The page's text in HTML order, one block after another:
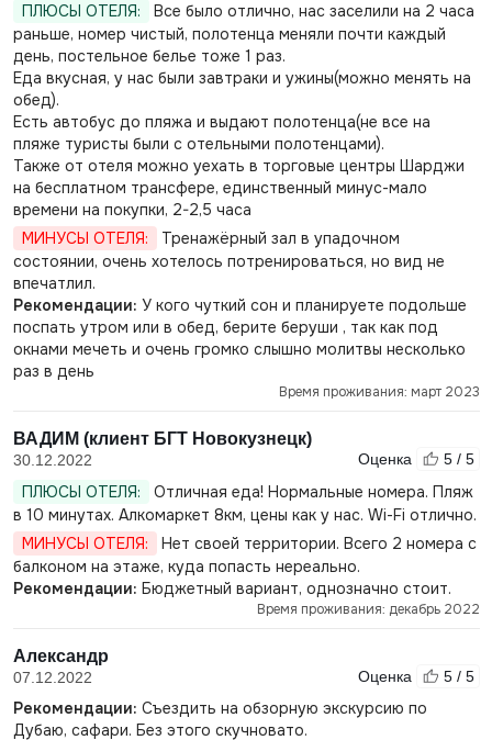
ПЛЮСЫ ОТЕЛЯ:
Все было отлично, нас заселили на 2 часа
раньше, номер чистый, полотенца меняли почти каждый
день, постельное белье тоже 1 раз.
Еда вкусная, у нас были завтраки и ужины(можно менять на
обед).
Есть автобус до пляжа и выдают полотенца(не все на
пляже туристы были с отельными полотенцами).
Также от отеля можно уехать в торговые центры Шарджи
на бесплатном трансфере, единственный минус-мало
времени на покупки, 2-2,5 часа
МИНУСЫ ОТЕЛЯ:
Тренажёрный зал в упадочном
состоянии, очень хотелось потренироваться, но вид не
впечатлил.
Рекомендации: У кого чуткий сон и планируете подольше
поспать утром или в обед, берите беруши , так как под
окнами мечеть и очень громко слышно молитвы несколько
раз в день
Время проживания: март 2023
ВАДИМ (клиент БГТ Новокузнецк)
30.12.2022 Оценка 5 / 5
ПЛЮСЫ ОТЕЛЯ:
Отличная еда! Нормальные номера. Пляж
в 10 минутах. Алкомаркет 8км, цены как у нас. Wi-Fi отлично.
МИНУСЫ ОТЕЛЯ:
Нет своей территории. Всего 2 номера с
балконом на этаже, куда попасть нереально.
Рекомендации: Бюджетный вариант, однозначно стоит.
Время проживания: декабрь 2022
Александр
07.12.2022 Оценка 5 / 5
Рекомендации: Съездить на обзорную экскурсию по
Дубаю, сафари. Без этого скучновато.